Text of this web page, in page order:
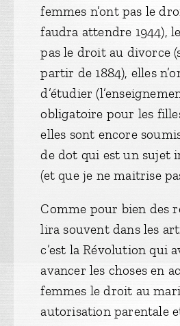
femmes n’ont pas le
faudra attendre 1944),
pas le droit au divorce
partir de 1884), elles
d’étudier
obligatoire pour les
elles sont encore
de dot qui est un sujet
(et que je ne maitrise
Comme pour bien des
lira souvent dans les
c’est la Révolution qui
avancer les choses en
femmes le droit au
autorisation parentale